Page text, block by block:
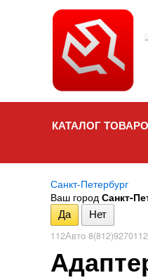
КАТАЛОГ
Санкт-Петербург
Ваш город Санкт-
112Авто 8(812)9270112